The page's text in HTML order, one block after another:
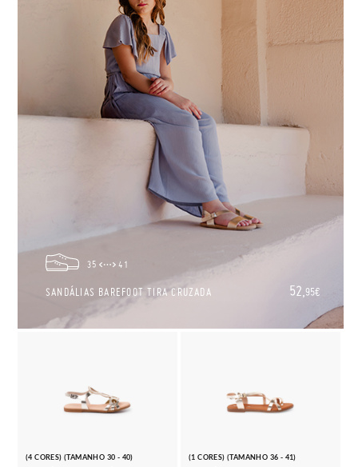
35 41
SANDÁLIAS BAREFOOT TIRA CRUZADA 52, 95€
(4 CORES) (TAMANHO 30 - 40) (1 CORES) (TAMANHO 36 - 41)